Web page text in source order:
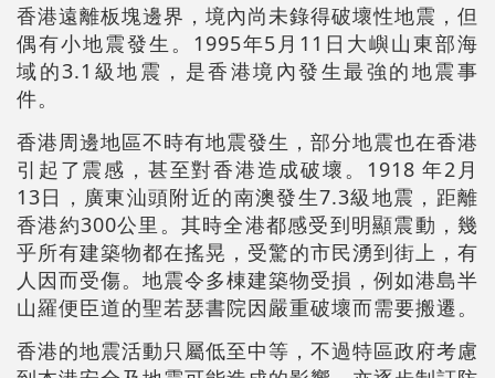
香港遠離板塊邊界，境內尚未錄得破壞性地震，但
偶有小地震發生。1995年5月11日大嶼山東部海
域的3.1級地震，是香港境內發生最強的地震事
件。
香港周邊地區不時有地震發生，部分地震也在香港
引起了震感，甚至對香港造成破壞。1918 年2月
13日，廣東汕頭附近的南澳發生7.3級地震，距離
香港約300公里。其時全港都感受到明顯震動，幾
乎所有建築物都在搖晃，受驚的市民湧到街上，有
人因而受傷。地震令多棟建築物受損，例如港島半
山羅便臣道的聖若瑟書院因嚴重破壞而需要搬遷。
香港的地震活動只屬低至中等，不過特區政府考慮